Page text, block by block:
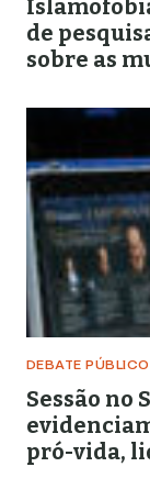
de
sobre as
DEBATE PÚBLICO
Sessão no
pró-vida,